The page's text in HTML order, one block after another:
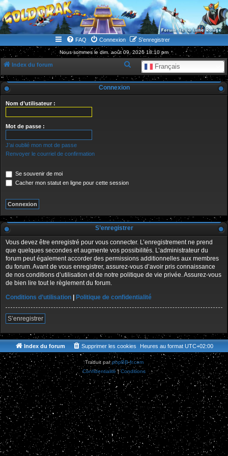
WWW.GOLDORAKGO.COM
le site de la Lune Rouge
FAQ Connexion S’enregistrer
Nous sommes le dim. août 09, 2026 18:10 pm
Index du forum Français
e
Connexion
Nom d’utilisateur :
Mot de passe :
J’ai oublié mon mot de passe
Renvoyer le courriel de confirmation
Se souvenir de moi
Cacher mon statut en ligne pour cette session
S’enregistrer
Vous devez être enregistré pour vous connecter. L’enregistrement ne prend
que quelques secondes et augmente vos possibilités. L’administrateur du
forum peut également accorder des permissions additionnelles aux membres
du forum. Avant de vous enregistrer, assurez-vous d’avoir pris connaissance
de nos conditions d’utilisation et de notre politique de vie privée. Assurez-vous
de bien lire tout le règlement du forum.
Conditions d’utilisation
Politique de confidentialité
S’enregistrer
Index du forum Heures au format UTC+02:00
Supprimer les cookies
Traduit parphpBB-fr.com
Confidentialité |Conditions